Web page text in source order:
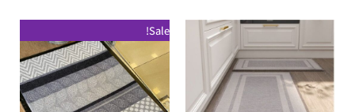
טווח
מחירים:
עד
למוצר
זה
יש
Sale!